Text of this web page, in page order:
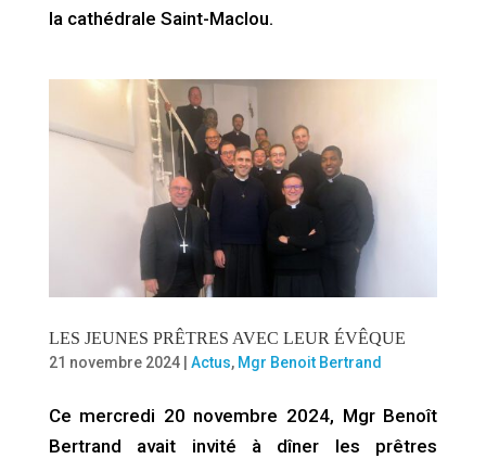
la cathédrale Saint-Maclou.
LES JEUNES PRÊTRES AVEC LEUR ÉVÊQUE
21 novembre 2024| Actus, Mgr Benoit Bertrand
Ce mercredi 20 novembre 2024, Mgr Benoît
Bertrand avait invité à dîner les prêtres